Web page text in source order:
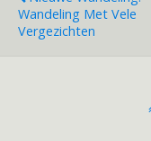
Wandeling Met Vele
Vergezichten